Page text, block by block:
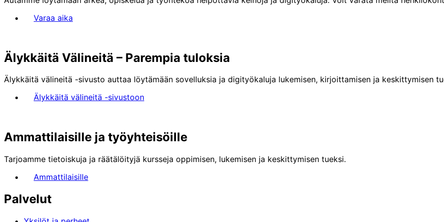
Varaa aika
Älykkäitä Välineitä – Parempia tuloksia
Älykkäitä välineitä -sivusto auttaa löytämään sovelluksia ja digityökaluja lukemisen, kirjoittamisen ja keskittymisen
Älykkäitä välineitä -sivustoon
Ammattilaisille ja työyhteisöille
Tarjoamme tietoiskuja ja räätälöityjä kursseja oppimisen, lukemisen ja keskittymisen tueksi.
Ammattilaisille
Palvelut